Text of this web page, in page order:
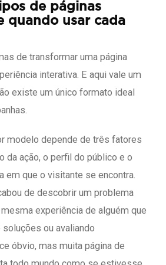
de páginas
quando usar cada
de transformar uma página
interativa. E aqui vale um
existe um único formato ideal
modelo depende de três fatores
da ação, o perfil do público e o
em que o visitante se encontra.
de descobrir um problema
experiência de alguém que
ou avaliando
óbvio, mas muita página de